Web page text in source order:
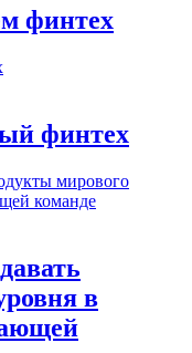
финтех
финтех
в